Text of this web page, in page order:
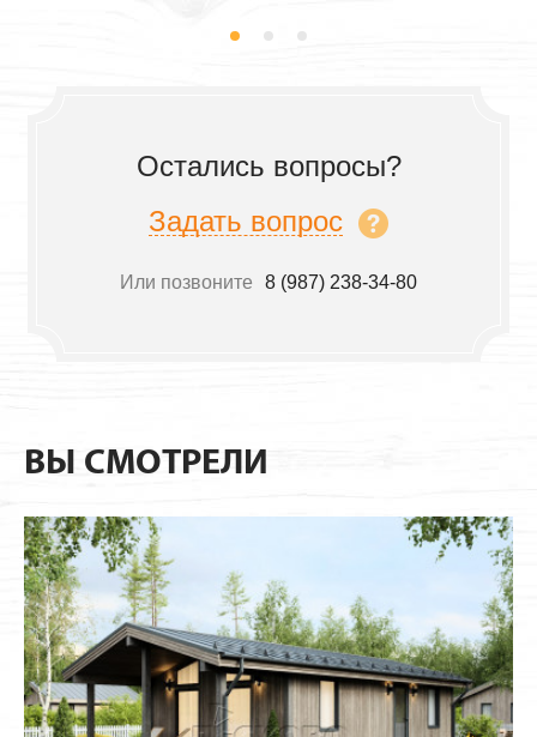
Остались вопросы?
Задать вопрос
Или позвоните 8 (987) 238-34-80
ВЫ СМОТРЕЛИ